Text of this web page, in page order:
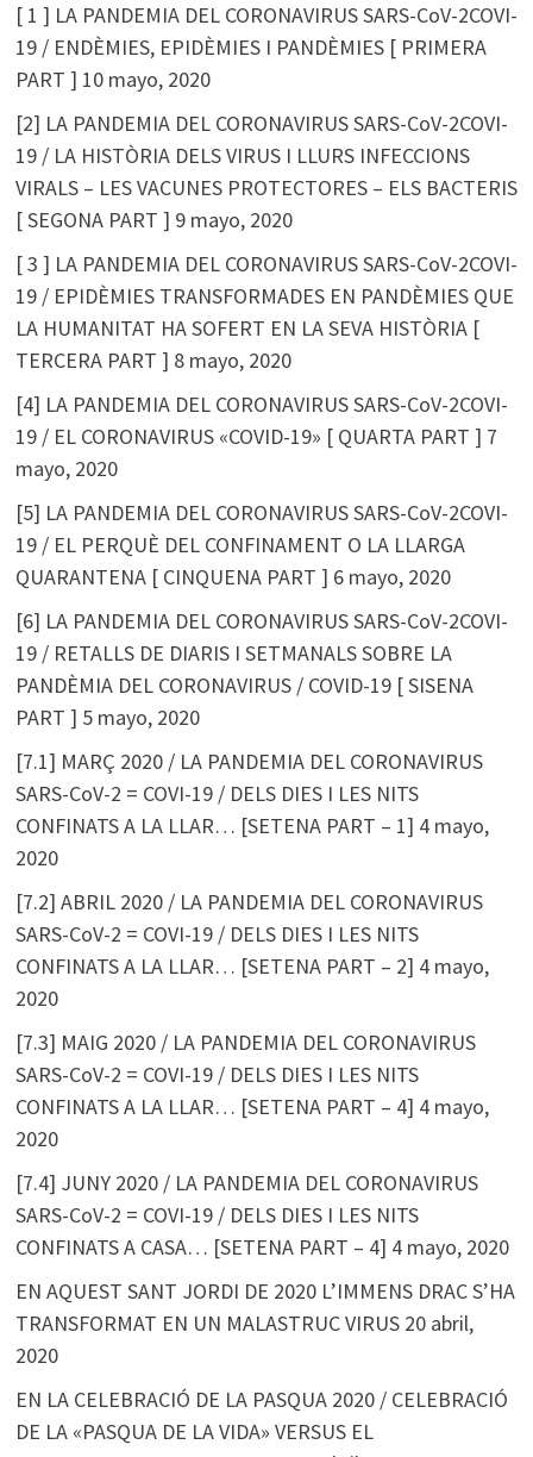
[ 1 ] LA PANDEMIA DEL CORONAVIRUS SARS-CoV-2COVI-
19 / ENDÈMIES, EPIDÈMIES I PANDÈMIES [ PRIMERA
PART ] 10 mayo, 2020
[2] LA PANDEMIA DEL CORONAVIRUS SARS-CoV-2COVI-
19 / LA HISTÒRIA DELS VIRUS I LLURS INFECCIONS
VIRALS – LES VACUNES PROTECTORES – ELS BACTERIS
[ SEGONA PART ] 9 mayo, 2020
[ 3 ] LA PANDEMIA DEL CORONAVIRUS SARS-CoV-2COVI-
19 / EPIDÈMIES TRANSFORMADES EN PANDÈMIES QUE
LA HUMANITAT HA SOFERT EN LA SEVA HISTÒRIA [
TERCERA PART ] 8 mayo, 2020
[4] LA PANDEMIA DEL CORONAVIRUS SARS-CoV-2COVI-
19 / EL CORONAVIRUS «COVID-19» [ QUARTA PART ] 7
mayo, 2020
[5] LA PANDEMIA DEL CORONAVIRUS SARS-CoV-2COVI-
19 / EL PERQUÈ DEL CONFINAMENT O LA LLARGA
QUARANTENA [ CINQUENA PART ] 6 mayo, 2020
[6] LA PANDEMIA DEL CORONAVIRUS SARS-CoV-2COVI-
19 / RETALLS DE DIARIS I SETMANALS SOBRE LA
PANDÈMIA DEL CORONAVIRUS / COVID-19 [ SISENA
PART ] 5 mayo, 2020
[7.1] MARÇ 2020 / LA PANDEMIA DEL CORONAVIRUS
SARS-CoV-2 = COVI-19 / DELS DIES I LES NITS
CONFINATS A LA LLAR… [SETENA PART – 1] 4 mayo,
2020
[7.2] ABRIL 2020 / LA PANDEMIA DEL CORONAVIRUS
SARS-CoV-2 = COVI-19 / DELS DIES I LES NITS
CONFINATS A LA LLAR… [SETENA PART – 2] 4 mayo,
2020
[7.3] MAIG 2020 / LA PANDEMIA DEL CORONAVIRUS
SARS-CoV-2 = COVI-19 / DELS DIES I LES NITS
CONFINATS A LA LLAR… [SETENA PART – 4] 4 mayo,
2020
[7.4] JUNY 2020 / LA PANDEMIA DEL CORONAVIRUS
SARS-CoV-2 = COVI-19 / DELS DIES I LES NITS
CONFINATS A CASA… [SETENA PART – 4] 4 mayo, 2020
EN AQUEST SANT JORDI DE 2020 L’IMMENS DRAC S’HA
TRANSFORMAT EN UN MALASTRUC VIRUS 20 abril,
2020
EN LA CELEBRACIÓ DE LA PASQUA 2020 / CELEBRACIÓ
DE LA «PASQUA DE LA VIDA» VERSUS EL